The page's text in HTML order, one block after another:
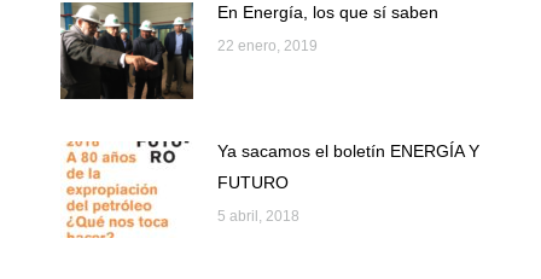
En Energía, los que sí saben
22 enero, 2019
Ya sacamos el boletín ENERGÍA Y
FUTURO
5 abril, 2018